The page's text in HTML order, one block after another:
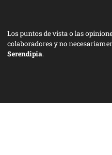
Los puntos de vista o las
colaboradores y no
Serendipia.